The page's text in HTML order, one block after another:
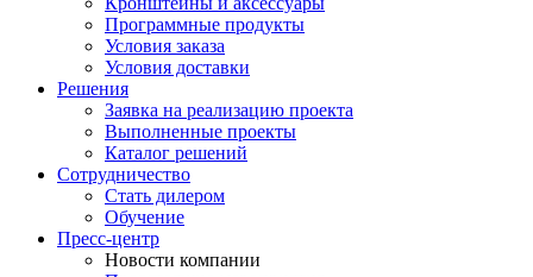
Программные продукты
Условия заказа
Условия доставки
Решения
Заявка на реализацию проекта
Выполненные проекты
Каталог решений
Сотрудничество
Стать дилером
Обучение
Пресс-центр
Новости компании